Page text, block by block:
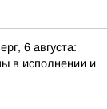
6 августа:
в исполнении и